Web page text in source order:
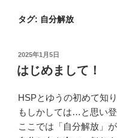
タグ: 自分解放
投
稿
日:
2025年1月5日
はじめまして！
HSPとゆうの初めて知
もしかしては…と思い
ここでは「自分解放」